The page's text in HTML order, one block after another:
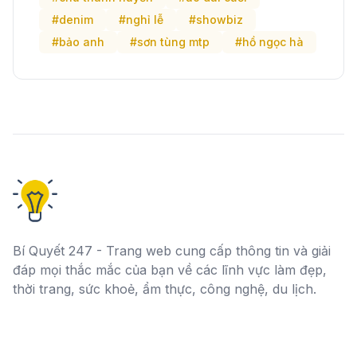
#denim
#nghỉ lễ
#showbiz
#bảo anh
#sơn tùng mtp #hồ ngọc hà
Bí Quyết 247 - Trang web cung cấp thông tin và giải
đáp mọi thắc mắc của bạn về các lĩnh vực làm đẹp,
thời trang, sức khoẻ, ẩm thực, công nghệ, du lịch.